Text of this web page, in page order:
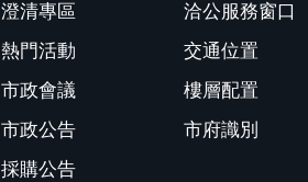
澄清專區
熱門活動
市政會議
市政公告
採購公告
洽公服務窗口
交通位置
樓層配置
市府識別